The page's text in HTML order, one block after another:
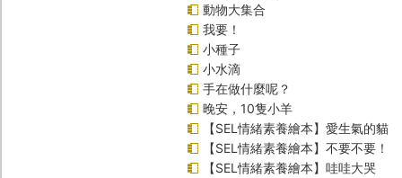
動物大集合
我要！
小種子
小水滴
手在做什麼呢？
晚安，10隻小羊
【SEL情緒素養繪本】愛生氣的貓
【SEL情緒素養繪本】不要不要！
【SEL情緒素養繪本】哇哇大哭